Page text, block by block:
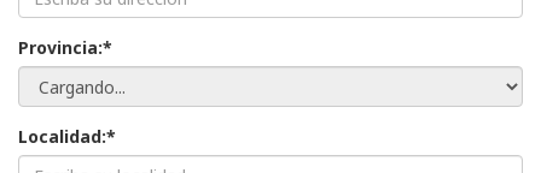
Provincia:*
Localidad:*